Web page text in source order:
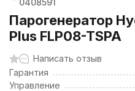
0408591
Парогенератор
Plus FLP08-TSPA
Написать отзыв
Гарантия
Управление